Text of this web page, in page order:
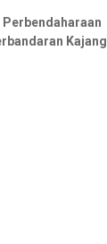
Kajang